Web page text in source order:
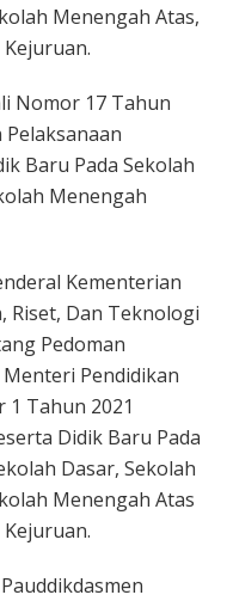
Menengah Atas,
Nomor 17 Tahun
Baru Pada Sekolah
Menengah
Kementerian
Riset, Dan Teknologi
Pedoman
Pendidikan
1 Tahun 2021
Didik Baru Pada
Dasar, Sekolah
Menengah Atas